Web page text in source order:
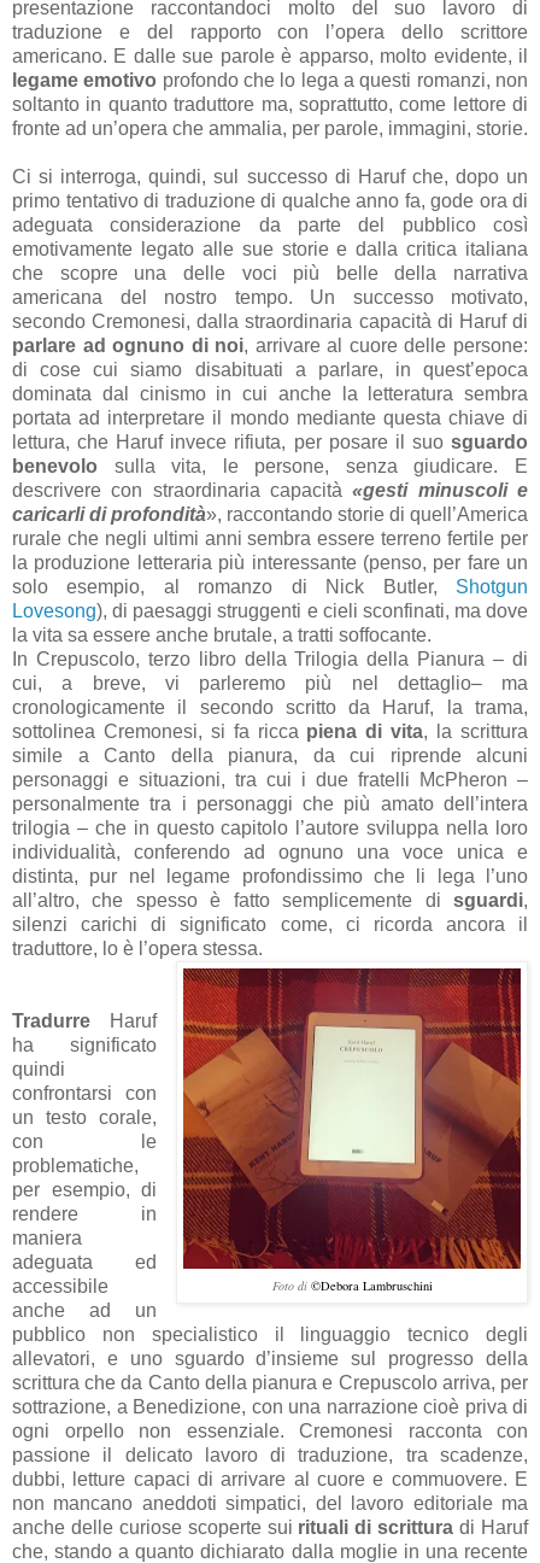
presentazione raccontandoci molto del suo lavoro di
traduzione e del rapporto con l’opera dello scrittore
americano. E dalle sue parole è apparso, molto evidente, il
legame emotivo profondo che lo lega a questi romanzi, non
soltanto in quanto traduttore ma, soprattutto, come lettore di
fronte ad un’opera che ammalia, per parole, immagini, storie.
Ci si interroga, quindi, sul successo di Haruf che, dopo un
primo tentativo di traduzione di qualche anno fa, gode ora di
adeguata considerazione da parte del pubblico così
emotivamente legato alle sue storie e dalla critica italiana
che scopre una delle voci più belle della narrativa
americana del nostro tempo. Un successo motivato,
secondo Cremonesi, dalla straordinaria capacità di Haruf di
parlare ad ognuno di noi, arrivare al cuore delle persone:
di cose cui siamo disabituati a parlare, in quest’epoca
dominata dal cinismo in cui anche la letteratura sembra
portata ad interpretare il mondo mediante questa chiave di
lettura, che Haruf invece rifiuta, per posare il suo sguardo
benevolo sulla vita, le persone, senza giudicare. E
descrivere con straordinaria capacità«gesti minuscoli e
caricarli di profondità», raccontando storie di quell’America
rurale che negli ultimi anni sembra essere terreno fertile per
la produzione letteraria più interessante (penso, per fare un
solo esempio, al romanzo di Nick Butler, Shotgun
Lovesong), di paesaggi struggenti e cieli sconfinati, ma dove
la vita sa essere anche brutale, a tratti soffocante.
In Crepuscolo, terzo libro della Trilogia della Pianura – di
cui, a breve, vi parleremo più nel dettaglio– ma
cronologicamente il secondo scritto da Haruf, la trama,
sottolinea Cremonesi, si fa ricca piena di vita, la scrittura
simile a Canto della pianura, da cui riprende alcuni
personaggi e situazioni, tra cui i due fratelli McPheron –
personalmente tra i personaggi che più amato dell’intera
trilogia – che in questo capitolo l’autore sviluppa nella loro
individualità, conferendo ad ognuno una voce unica e
distinta, pur nel legame profondissimo che li lega l’uno
all’altro, che spesso è fatto semplicemente di sguardi,
silenzi carichi di significato come, ci ricorda ancora il
traduttore, lo è l’opera stessa.
Foto di ©Debora Lambruschini
Tradurre Haruf
ha significato
quindi
confrontarsi con
un testo corale,
con le
problematiche,
per esempio, di
rendere in
maniera
adeguata ed
accessibile
anche ad un
pubblico non specialistico il linguaggio tecnico degli
allevatori, e uno sguardo d’insieme sul progresso della
scrittura che da Canto della pianura e Crepuscolo arriva, per
sottrazione, a Benedizione, con una narrazione cioè priva di
ogni orpello non essenziale. Cremonesi racconta con
passione il delicato lavoro di traduzione, tra scadenze,
dubbi, letture capaci di arrivare al cuore e commuovere. E
non mancano aneddoti simpatici, del lavoro editoriale ma
anche delle curiose scoperte sui rituali di scrittura di Haruf
che, stando a quanto dichiarato dalla moglie in una recente